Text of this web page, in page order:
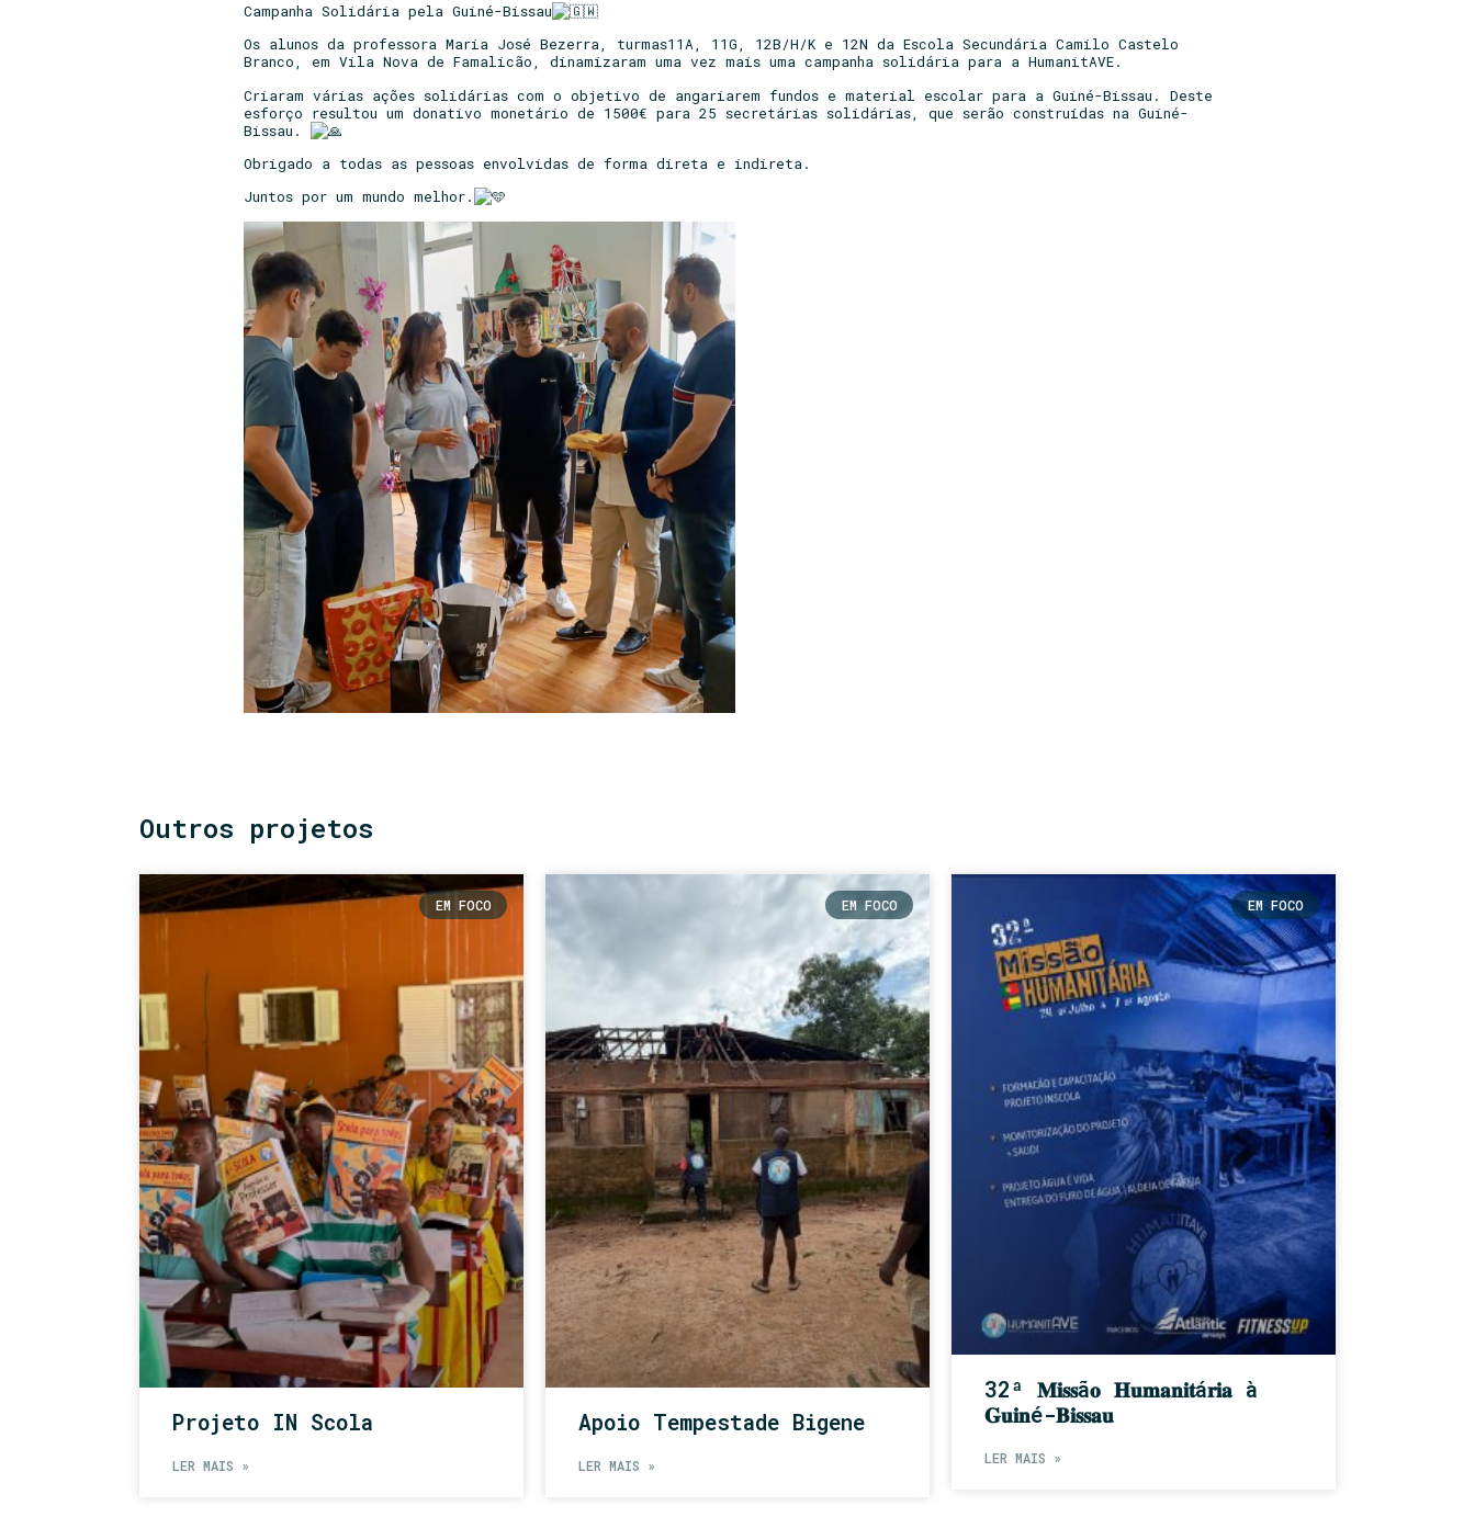
Campanha Solidária pela Guiné-Bissau
Os alunos da professora Maria José Bezerra, turmas11A, 11G, 12B/H/K e 12N da Escola Secundária Camilo Castelo
Branco, em Vila Nova de Famalicão, dinamizaram uma vez mais uma campanha solidária para a HumanitAVE.
Criaram várias ações solidárias com o objetivo de angariarem fundos e material escolar para a Guiné-Bissau. Deste
esforço resultou um donativo monetário de 1500€ para 25 secretárias solidárias, que serão construídas na Guiné-
Bissau.
Obrigado a todas as pessoas envolvidas de forma direta e indireta.
Juntos por um mundo melhor.
Outros projetos
EM FOCO
Projeto IN Scola
LER MAIS »
EM FOCO
Apoio Tempestade Bigene
LER MAIS »
EM FOCO
32ª 𝐌𝐢𝐬𝐬ã𝐨 𝐇𝐮𝐦𝐚𝐧𝐢𝐭á𝐫𝐢𝐚 à
𝐆𝐮𝐢𝐧é-𝐁𝐢𝐬𝐬𝐚𝐮
LER MAIS »